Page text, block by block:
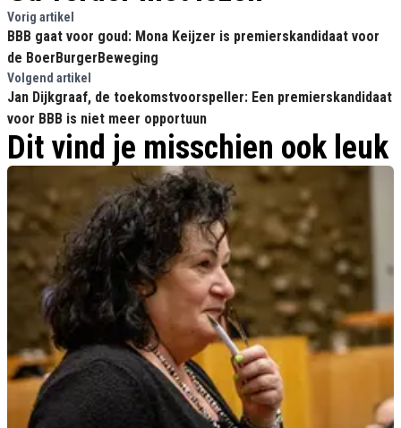
Vorig artikel
BBB gaat voor goud: Mona Keijzer is premierskandidaat voor
de BoerBurgerBeweging
Volgend artikel
Jan Dijkgraaf, de toekomstvoorspeller: Een premierskandidaat
voor BBB is niet meer opportuun
Dit vind je misschien ook leuk